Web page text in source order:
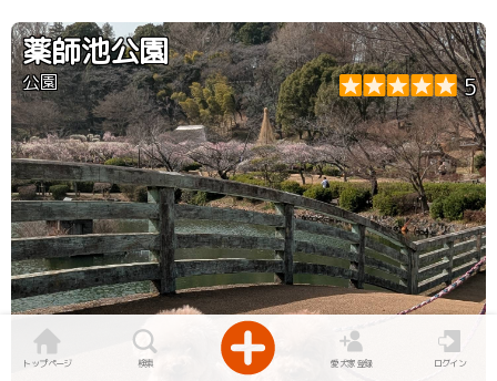
薬師池公園
公園 5
トップページ 検索 愛犬家登録 ログイン